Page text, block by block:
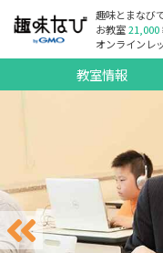
趣味とまなび
お教室21,000
オンラインレ
教室情報